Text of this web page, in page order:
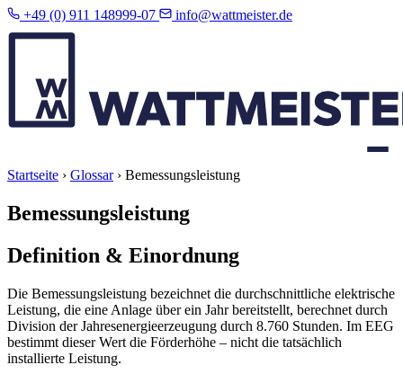
+49 (0) 911 148999-07 info@wattmeister.de
Startseite › Glossar› Bemessungsleistung
Bemessungsleistung
Definition & Einordnung
Die Bemessungsleistung bezeichnet die durchschnittliche elektrische
Leistung, die eine Anlage über ein Jahr bereitstellt, berechnet durch
Division der Jahresenergieerzeugung durch 8.760 Stunden. Im EEG
bestimmt dieser Wert die Förderhöhe – nicht die tatsächlich
installierte Leistung.